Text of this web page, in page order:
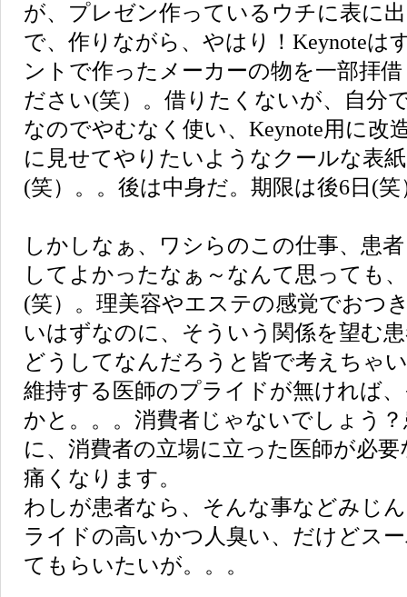
が、プレゼン作っているウチに表に
で、作りながら、やはり！Keynoteは
ントで作ったメーカーの物を一部拝
ださい(笑）。借りたくないが、自分
なのでやむなく使い、Keynote用に改
に見せてやりたいようなクールな表
(笑）。。後は中身だ。期限は後6日(笑
しかしなぁ、ワシらのこの仕事、患
してよかったなぁ～なんて思っても
(笑）。理美容やエステの感覚でおつ
いはずなのに、そういう関係を望む
どうしてなんだろうと皆で考えちゃ
維持する医師のプライドが無ければ
かと。。。消費者じゃないでしょう
に、消費者の立場に立った医師が必
痛くなります。
わしが患者なら、そんな事などみじ
ライドの高いかつ人臭い、だけどス
てもらいたいが。。。